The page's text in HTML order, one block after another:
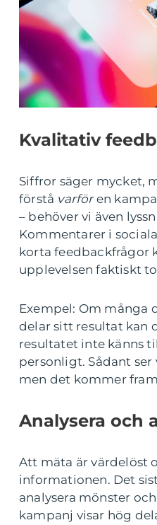
Kvalitativ
Siffror säger mycket,
förstå varfören
– behöver vi även
Kommentarer i
korta feedbackfrågor
upplevelsen faktiskt
Exempel: Om många
delar sitt resultat kan
resultatet inte känns
personligt. Sådant
men det kommer
Analysera och
Att mäta är värdelöst
informationen. Det
analysera mönster
kampanj visar hög